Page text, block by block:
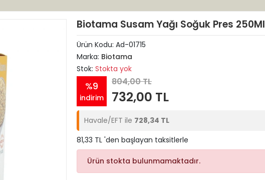
Biotama Susam Yağı Soğuk Pres 250Ml
Ürün Kodu: Ad-01715
Marka: Biotama
Stok: Stokta yok
%9
indirim
804,00 TL
732,00 TL
Havale/EFT ile 728,34 TL
81,33 TL 'den başlayan taksitlerle
Ürün stokta bulunmamaktadır.